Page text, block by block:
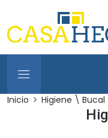
Inicio Higiene \ Bucal